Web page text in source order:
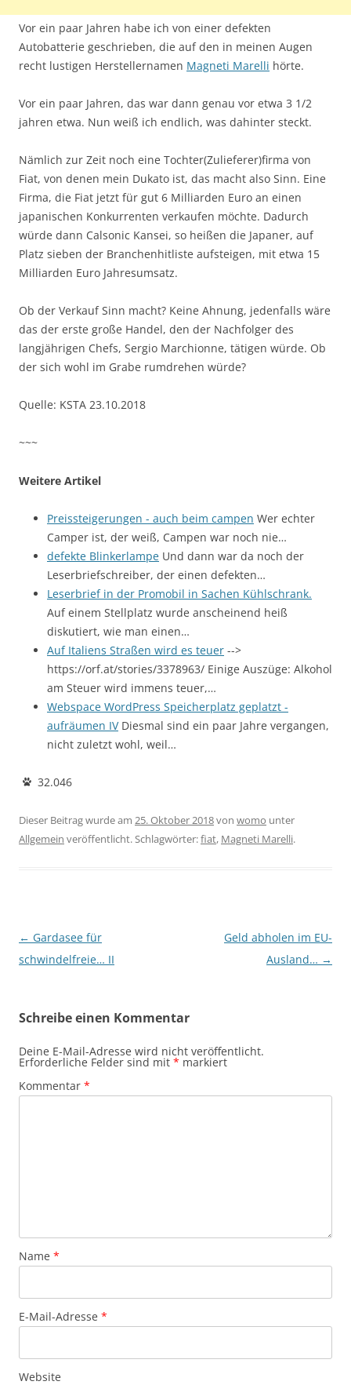
Vor ein paar Jahren habe ich von einer defekten
Autobatterie geschrieben, die auf den in meinen Augen
recht lustigen Herstellernamen Magneti Marelli hörte.
Vor ein paar Jahren, das war dann genau vor etwa 3 1/2
jahren etwa. Nun weiß ich endlich, was dahinter steckt.
Nämlich zur Zeit noch eine Tochter(Zulieferer)firma von
Fiat, von denen mein Dukato ist, das macht also Sinn. Eine
Firma, die Fiat jetzt für gut 6 Milliarden Euro an einen
japanischen Konkurrenten verkaufen möchte. Dadurch
würde dann Calsonic Kansei, so heißen die Japaner, auf
Platz sieben der Branchenhitliste aufsteigen, mit etwa 15
Milliarden Euro Jahresumsatz.
Ob der Verkauf Sinn macht? Keine Ahnung, jedenfalls wäre
das der erste große Handel, den der Nachfolger des
langjährigen Chefs, Sergio Marchionne, tätigen würde. Ob
der sich wohl im Grabe rumdrehen würde?
Quelle: KSTA 23.10.2018
~~~
Weitere Artikel
Preissteigerungen - auch beim campen Wer echter
Camper ist, der weiß, Campen war noch nie…
defekte Blinkerlampe Und dann war da noch der
Leserbriefschreiber, der einen defekten…
Leserbrief in der Promobil in Sachen Kühlschrank.
Auf einem Stellplatz wurde anscheinend heiß
diskutiert, wie man einen…
Auf Italiens Straßen wird es teuer -->
https://orf.at/stories/3378963/ Einige Auszüge: Alkohol
am Steuer wird immens teuer,…
Webspace WordPress Speicherplatz geplatzt -
aufräumen IVDiesmal sind ein paar Jahre vergangen,
nicht zuletzt wohl, weil…
32.046
Dieser Beitrag wurde am 25. Oktober 2018von womo unter
Allgemein veröffentlicht. Schlagwörter:fiat, Magneti Marelli.
Beitragsnavigation
← Gardasee für
schwindelfreie… II
Geld abholen im EU-
Ausland… →
Schreibe einen Kommentar
Deine E-Mail-Adresse wird nicht veröffentlicht.
Erforderliche Felder sind mit * markiert
Kommentar *
Name *
E-Mail-Adresse *
Website